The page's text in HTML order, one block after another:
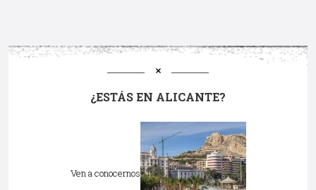
¿ESTÁS EN ALICANTE?
Ven a conocernos